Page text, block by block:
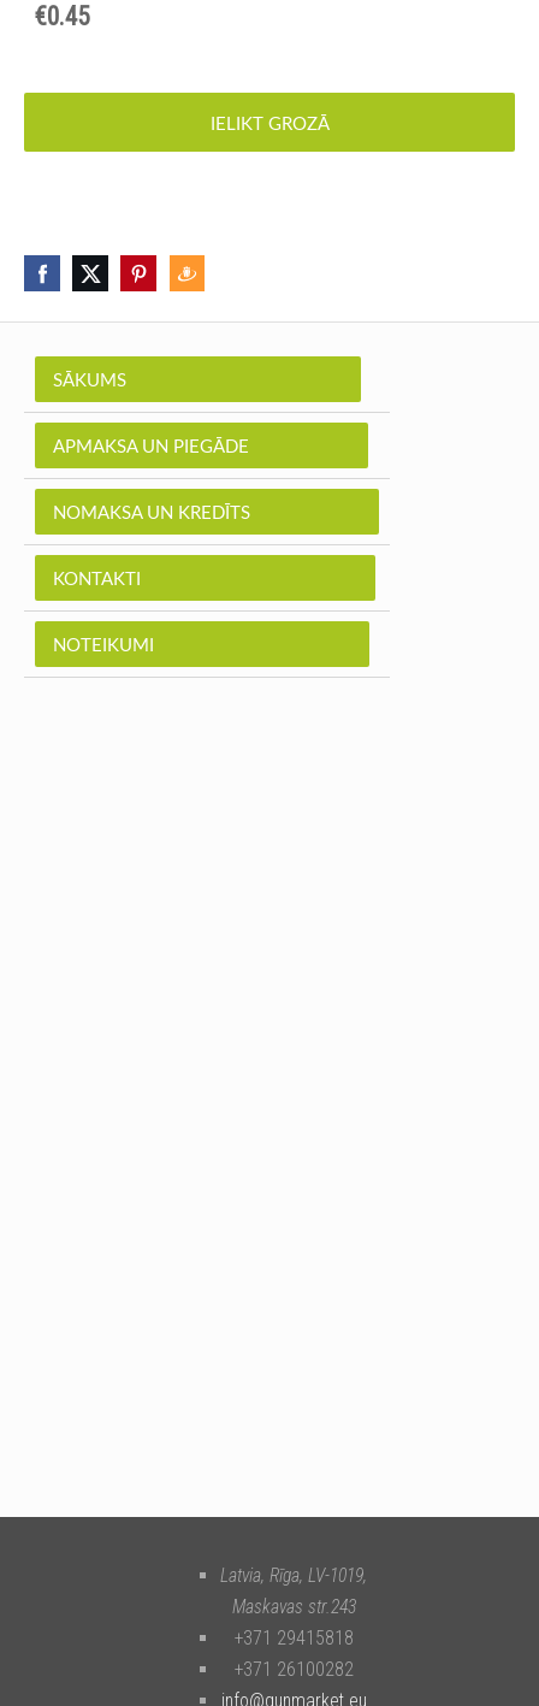
SĀKUMS
APMAKSA UN PIEGĀDE
NOMAKSA UN KREDĪTS
KONTAKTI
NOTEIKUMI
€0.45
IELIKT GROZĀ
Latvia, Rīga, LV-1019,
Maskavas str.243
+371 29415818
+371 26100282
info@gunmarket.eu